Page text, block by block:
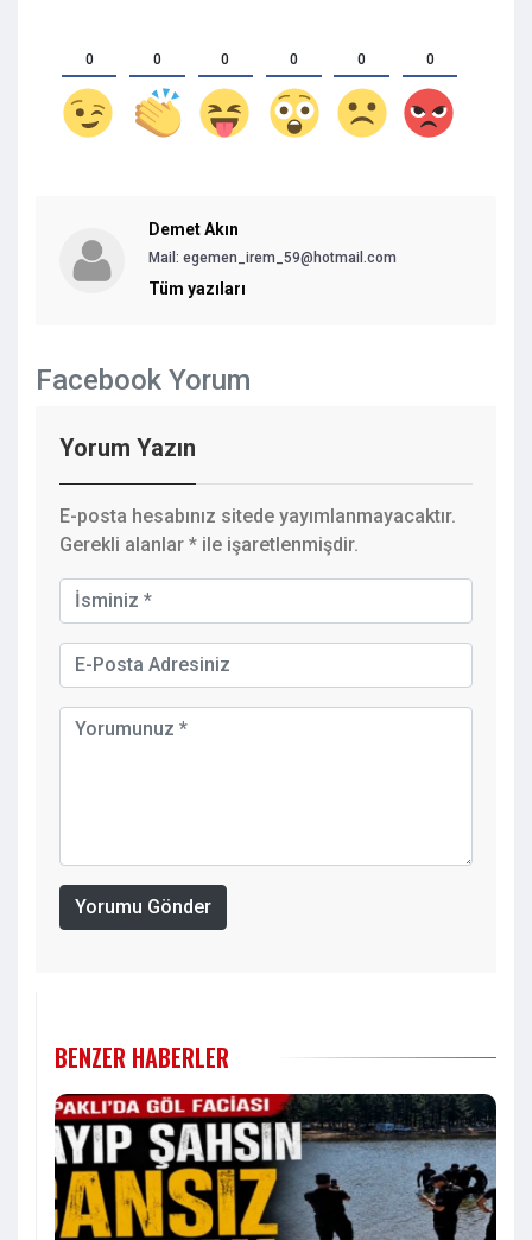
0 0 0 0 0 0
Demet Akın
Mail: egemen_irem_59@hotmail.com
Tüm yazıları
Facebook Yorum
Yorum Yazın
E-posta hesabınız sitede yayımlanmayacaktır.
Gerekli alanlar * ile işaretlenmişdir.
Yorumu Gönder
BENZER HABERLER